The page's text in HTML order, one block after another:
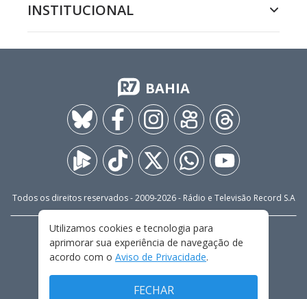
INSTITUCIONAL
BAHIA
Todos os direitos reservados - 2009-2026- Rádio e Televisão Record S.A
FALE CONOSCO
PRIVACIDADE
TERMOS E CONDIÇÕES DE USO
Utilizamos cookies e tecnologia para
aprimorar sua experiência de navegação de
acordo com o Aviso de Privacidade.
FECHAR